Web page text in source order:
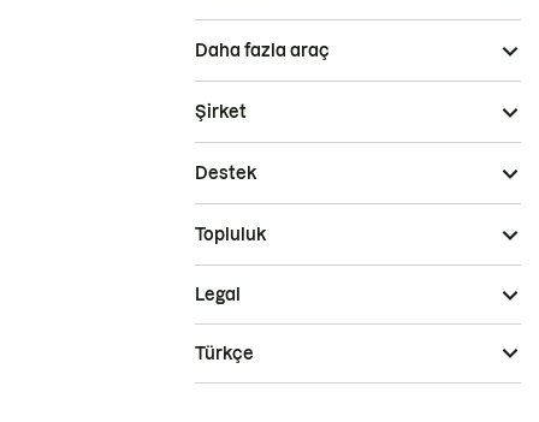
Daha fazla araç
Şirket
Destek
Topluluk
Legal
Türkçe